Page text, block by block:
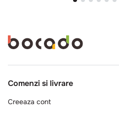
Comenzi si livrare
Creeaza cont